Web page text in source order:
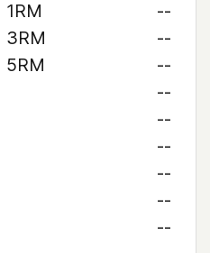
--
3RM
--
--
--
--
--
--
--
--